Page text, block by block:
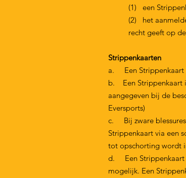
(1) een
(2) het
recht geeft op
Strippenkaarten
a. Een Strippenkaart
b. Een Strippenkaart
aangegeven bij de
Eversports)
c. Bij zware
Strippenkaart via een
tot opschorting wordt
d. Een Strippenkaart
mogelijk. Een